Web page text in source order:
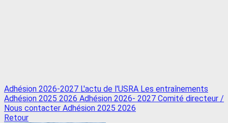
Adhésion 2026-2027 L'actu de l'USRA Les entraînements
Adhésion 2025 2026 Adhésion 2026- 2027 Comité directeur /
Nous contacter Adhésion 2025 2026
Retour